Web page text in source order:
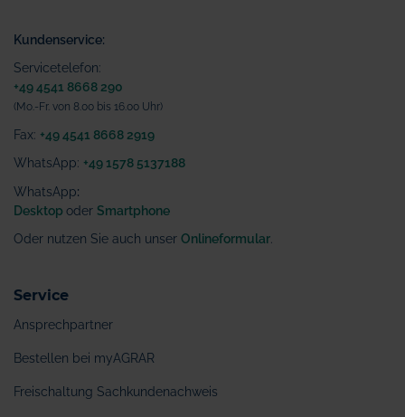
Kundenservice:
Servicetelefon:
+49 4541 8668 290
(Mo.-Fr. von 8.00 bis 16.00 Uhr)
Fax: +49 4541 8668 2919
WhatsApp: +49 1578 5137188
WhatsApp:
Desktop oder Smartphone
Oder nutzen Sie auch unser Onlineformular
Service
Ansprechpartner
Bestellen bei myAGRAR
Freischaltung Sachkundenachweis